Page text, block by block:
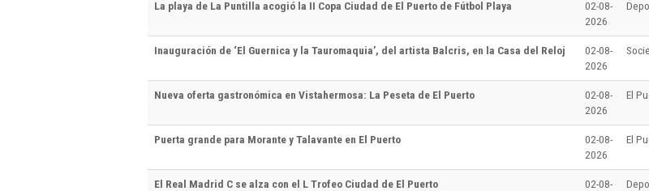
La playa de La Puntilla acogió la II Copa Ciudad de El Puerto de Fútbol Playa
02-08-
2026
Inauguración de ‘El Guernica y la Tauromaquia’, del artista Balcris, en la Casa del Reloj
02-08-
2026
Nueva oferta gastronómica en Vistahermosa: La Peseta de El Puerto
02-08-
2026
El
Puerta grande para Morante y Talavante en El Puerto
02-08-
2026
El
El Real Madrid C se alza con el L Trofeo Ciudad de El Puerto
02-08-